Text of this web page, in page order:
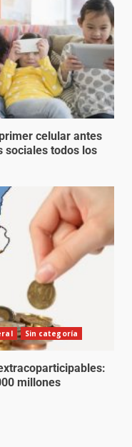
celular antes
sociales todos los
Sin categoría
millones